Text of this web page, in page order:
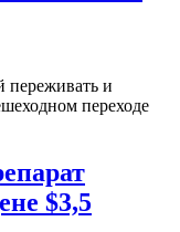
переживать и
переходе
$3,5